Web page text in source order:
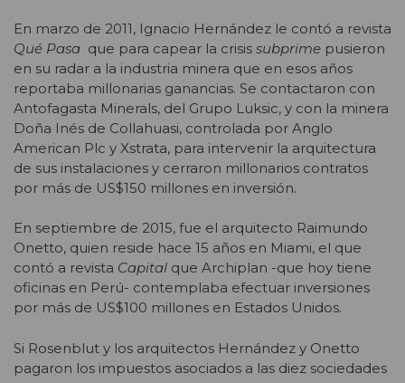
En marzo de 2011, Ignacio Hernández le contó a revista
Qué Pasa que para capear la crisis subprime pusieron
en su radar a la industria minera que en esos años
reportaba millonarias ganancias. Se contactaron con
Antofagasta Minerals, del Grupo Luksic, y con la minera
Doña Inés de Collahuasi, controlada por Anglo
American Plc y Xstrata, para intervenir la arquitectura
de sus instalaciones y cerraron millonarios contratos
por más de US$150 millones en inversión.
En septiembre de 2015, fue el arquitecto Raimundo
Onetto, quien reside hace 15 años en Miami, el que
contó a revista Capital que Archiplan -que hoy tiene
oficinas en Perú- contemplaba efectuar inversiones
por más de US$100 millones en Estados Unidos.
Si Rosenblut y los arquitectos Hernández y Onetto
pagaron los impuestos asociados a las diez sociedades